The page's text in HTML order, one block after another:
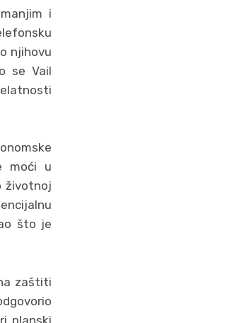
i
njihovu
se Vail
moći u
životnoj
što je
zaštiti
planski